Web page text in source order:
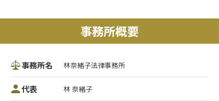
事務所概要
事務所名 林奈緒子法律事務所
代表 林 奈緒子